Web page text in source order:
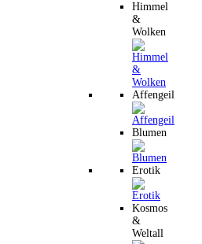
Himmel
&
Wolken
Affengeil
Blumen
Erotik
Kosmos
&
Weltall